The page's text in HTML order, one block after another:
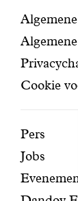
Cookie
Ontdek
onze
Pers
Jobs